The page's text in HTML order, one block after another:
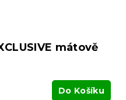
mátově
Do Košíku